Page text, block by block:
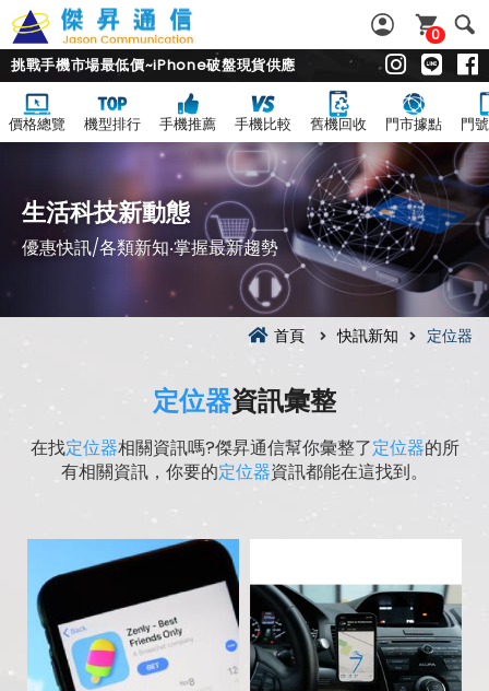
0
挑戰手機市場最低價~iPhone破盤現貨供應
價格總覽 機型排行 手機推薦 手機比較 舊機回收 門市據點 門
生活科技新動態
優惠快訊/各類新知‧掌握最新趨勢
首頁 快訊新知 定位器
定位器資訊彙整
在找定位器相關資訊嗎?傑昇通信幫你彙整了定位器的所
有相關資訊，你要的定位器資訊都能在這找到。